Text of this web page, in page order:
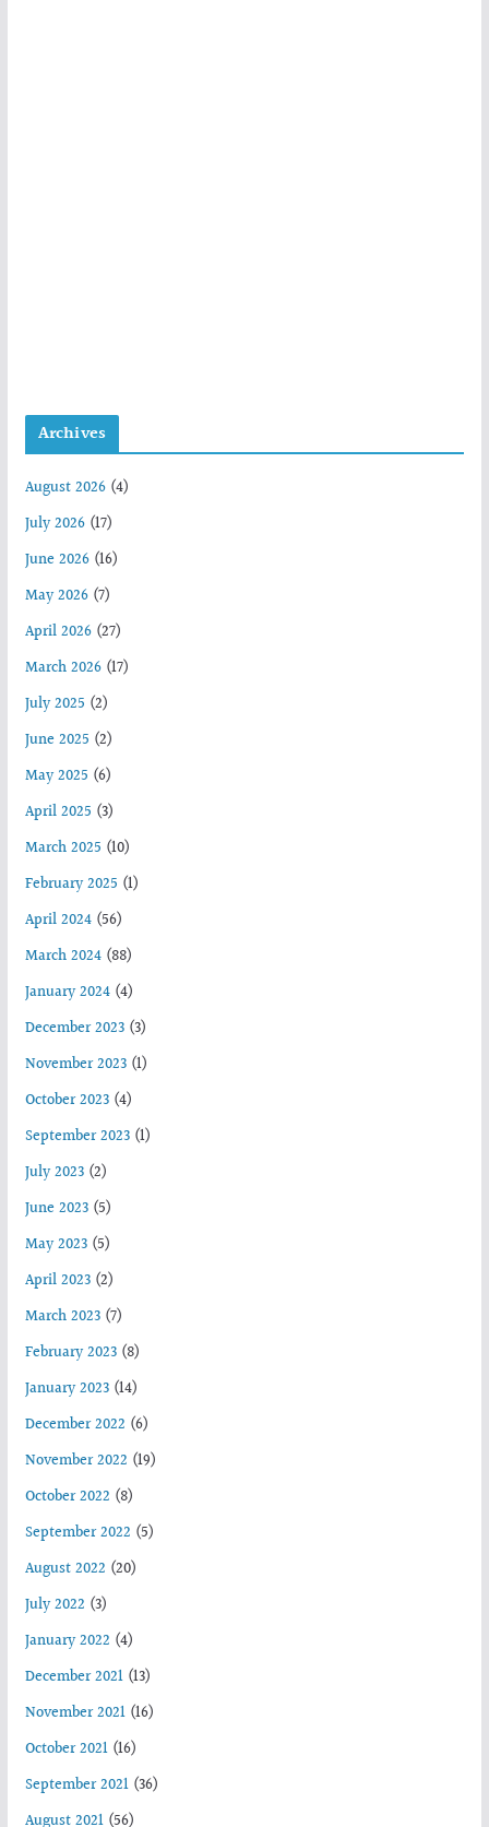
Archives
August 2026(4)
July 2026(17)
June 2026(16)
May 2026(7)
April 2026(27)
March 2026(17)
July 2025 (2)
June 2025 (2)
May 2025 (6)
April 2025 (3)
March 2025 (10)
February 2025 (1)
April 2024(56)
March 2024(88)
January 2024(4)
December 2023(3)
November 2023(1)
October 2023(4)
September 2023(1)
July 2023(2)
June 2023(5)
May 2023(5)
April 2023(2)
March 2023(7)
February 2023(8)
January 2023(14)
December 2022 (6)
November 2022 (19)
October 2022 (8)
September 2022 (5)
August 2022 (20)
July 2022 (3)
January 2022 (4)
December 2021(13)
November 2021(16)
October 2021(16)
September 2021(36)
August 2021(56)